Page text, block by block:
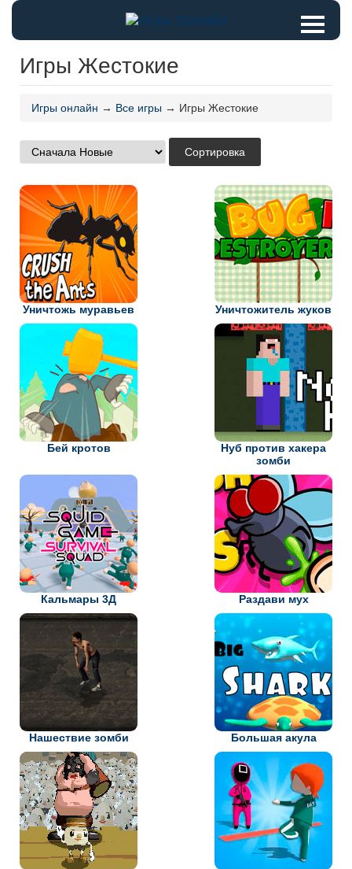
Игры Жестокие
Игры онлайн → Все игры → Игры Жестокие
Уничтожь муравьев Уничтожитель жуков
Бей кротов
Нуб против хакера
зомби
Кальмары 3Д Раздави мух
Нашествие зомби Большая акула